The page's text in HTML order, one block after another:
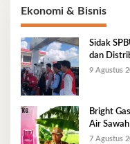
Ekonomi & Bisnis
Sidak
dan
9 Agustus
Bright
Air
Kg
7 Agustus